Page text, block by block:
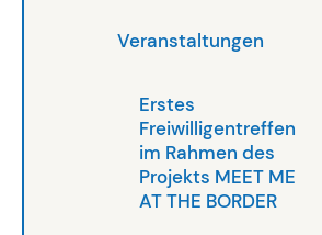
Veranstaltungen
Erstes
Freiwilligentreffen
im Rahmen des
Projekts MEET ME
AT THE BORDER